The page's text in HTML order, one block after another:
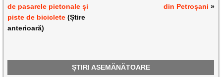
de pasarele pietonale și
piste de biciclete (Știre
anterioară)
din Petroșani »
ȘTIRI ASEMĂNĂTOARE